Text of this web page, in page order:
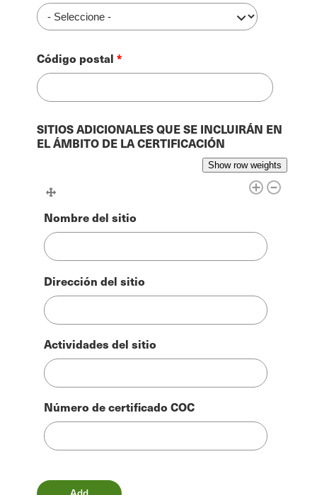
Código postal
SITIOS ADICIONALES QUE SE INCLUIRÁN EN
EL ÁMBITO DE LA CERTIFICACIÓN
Show row weights
Nombre del sitio
Dirección del sitio
Actividades del sitio
Número de certificado COC